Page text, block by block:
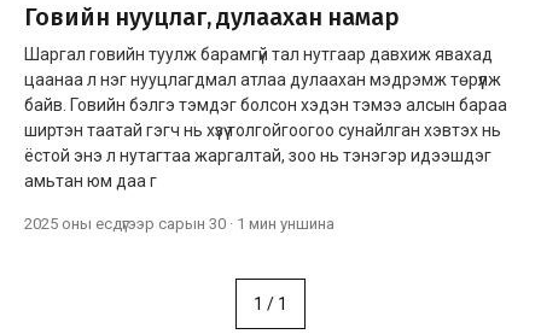
Говийн нууцлаг, дулаахан намар
Шаргал говийн туулж барамгүй тал нутгаар давхиж явахад
цаанаа л нэг нууцлагдмал атлаа дулаахан мэдрэмж төрүүлж
байв. Говийн бэлгэ тэмдэг болсон хэдэн тэмээ алсын бараа
ширтэн таатай гэгч нь хүзүү толгойгоогоо сунайлган хэвтэх нь
ёстой энэ л нутагтаа жаргалтай, зоо нь тэнэгэр идээшдэг
амьтан юм даа г
2025 оны есдүгээр сарын 30 · 1 мин уншина
1 / 1